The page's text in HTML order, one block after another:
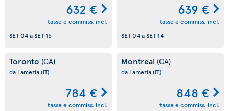
632 €
tasse e commiss. incl.
SET 04aSET 15
639 €
tasse e commiss. incl.
SET 04aSET 14
Toronto (CA)
da Lamezia(IT)
784 €
tasse e commiss. incl.
Montreal (CA)
da Lamezia(IT)
848 €
tasse e commiss. incl.